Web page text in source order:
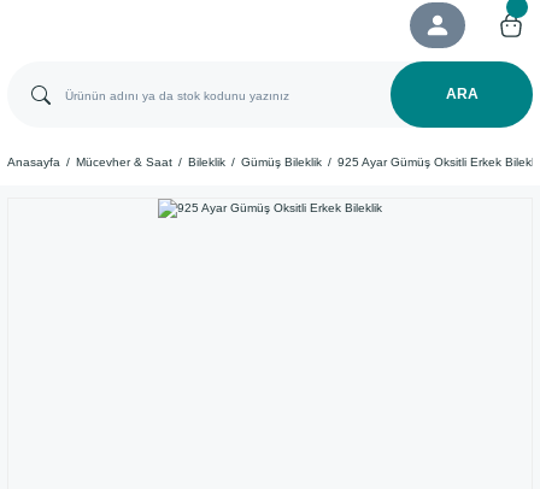
ARA
Anasayfa Mücevher & Saat Bileklik Gümüş Bileklik 925 Ayar Gümüş Oksitli Erkek